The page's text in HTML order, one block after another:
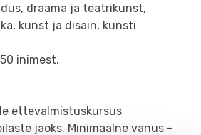
draama ja teatrikunst,
kunst ja disain, kunsti
inimest.
ettevalmistuskursus
jaoks. Minimaalne vanus –